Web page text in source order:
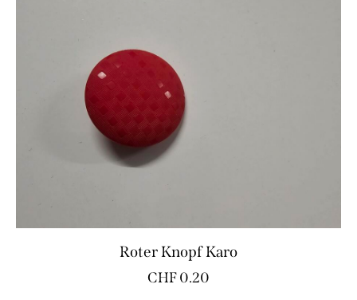
Roter Knopf Karo
CHF0.20